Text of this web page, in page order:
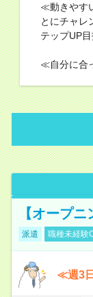
≪動きやす
とにチャレ
テップUP
≪自分に合
【オープ
派遣 職種未経験
≪週3